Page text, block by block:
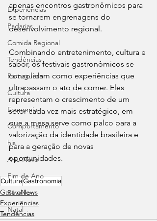
Experiências
Padarias
Comida Regional
Tendências
Portuguesa
Cultura
Economia
Comportamento
his
Ano Novo
Fim de Ano
Réveillon
Natal
apenas encontros gastronômicos para
se tornarem engrenagens do
desenvolvimento regional.
Combinando entretenimento, cultura e
sabor, os festivais gastronômicos se
consolidam como experiências que
ultrapassam o ato de comer. Eles
representam o crescimento de um
setor cada vez mais estratégico, em
que a mesa serve como palco para a
valorização da identidade brasileira e
para a geração de novas
oportunidades.
CulturaGastronomia
⁠GastroNews
Experiências
Tendências